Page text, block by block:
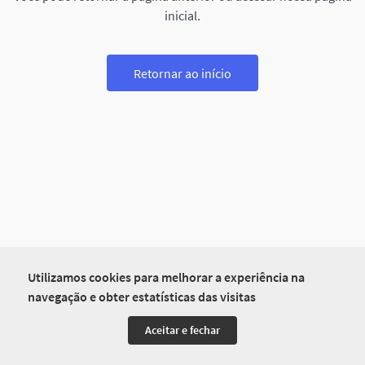
Utilizamos cookies para melhorar a experiência na
navegação e obter estatísticas das visitas
Aceitar e fechar
inicial.
Retornar ao início